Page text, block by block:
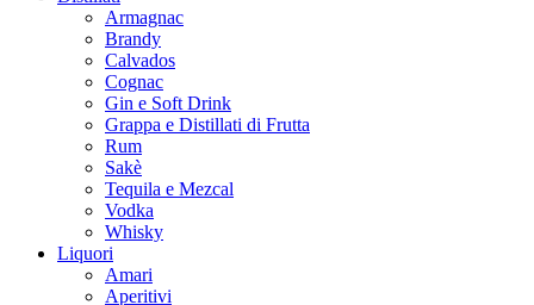
Armagnac
Brandy
Calvados
Cognac
Gin e Soft Drink
Grappa e Distillati di Frutta
Rum
Sakè
Tequila e Mezcal
Vodka
Whisky
Liquori
Amari
Aperitivi